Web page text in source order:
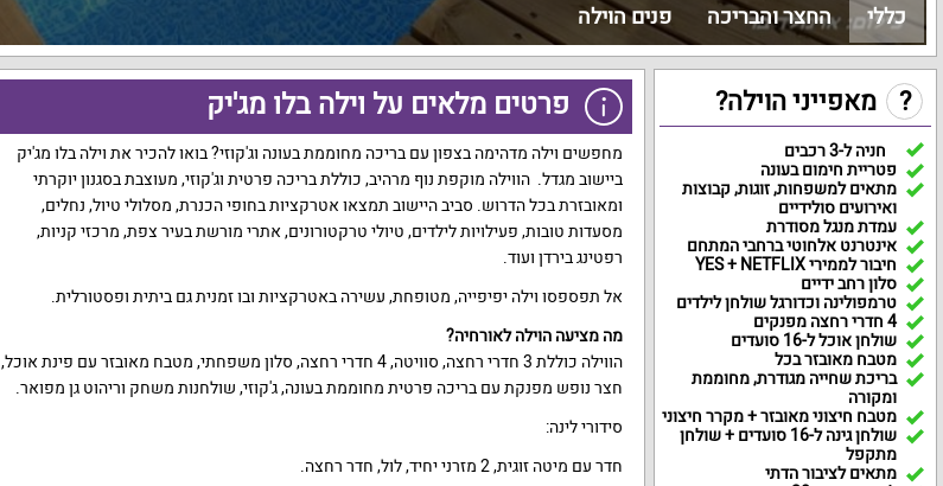
כללי החצר והבריכה פנים הוילה
? מאפייני הוילה?
חניה ל-3 רכבים
פטריית חימום בעונה
מתאים למשפחות, זוגות, קבוצות
ואירועים סולידיים
עמדת מנגל מסודרת
אינטרנט אלחוטי ברחבי המתחם
חיבור לממירי YES + NETFLIX
סלון רחב ידיים
טרמפולינה וכדורגל שולחן לילדים
4 חדרי רחצה מפנקים
שולחן אוכל ל-16 סועדים
מטבח מאובזר בכל
בריכת שחייה מגודרת, מחוממת
ומקורה
מטבח חיצוני מאובזר + מקרר חיצוני
שולחן גינה ל-16 סועדים + שולחן
מתקפל
מתאים לציבור הדתי
פרטים מלאים על וילה בלו מג'יק
מחפשים וילה מדהימה בצפון עם בריכה מחוממת בעונה וג'קוזי? בואו להכיר את וילה בלו מג'יק
ביישוב מגדל. הווילה מוקפת נוף מרהיב, כוללת בריכה פרטית וג'קוזי, מעוצבת בסגנון יוקרתי
ומאובזרת בכל הדרוש. סביב היישוב תמצאו אטרקציות בחופי הכנרת, מסלולי טיול, נחלים,
מסעדות טובות, פעילויות לילדים, טיולי טרקטורונים, אתרי מורשת בעיר צפת, מרכזי קניות,
רפטינג בירדן ועוד.
אל תפספסו וילה יפיפייה, מטופחת, עשירה באטרקציות ובו זמנית גם ביתית ופסטורלית.
מה מציעה הוילה לאורחיה?
הווילה כוללת 3 חדרי רחצה, סוויטה, 4 חדרי רחצה, סלון משפחתי, מטבח מאובזר עם פינת אוכל,
חצר נופש מפנקת עם בריכה פרטית מחוממת בעונה, ג'קוזי, שולחנות משחק וריהוט גן מפואר.
סידורי לינה:
חדר עם מיטה זוגית, 2 מזרני יחיד, לול, חדר רחצה.